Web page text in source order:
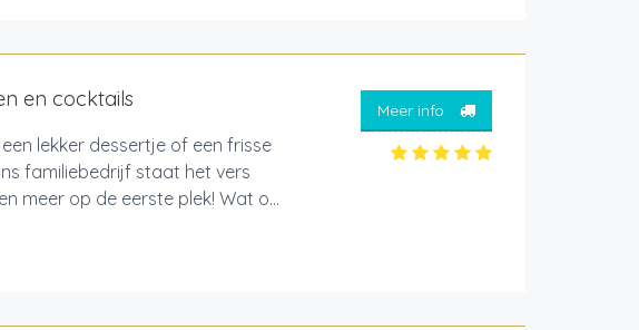
en cocktails
lekker dessertje of een frisse
familiebedrijf staat het vers
meer op de eerste plek! Wat o...
Meer info